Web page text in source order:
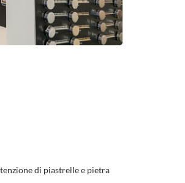
di piastrelle e pietra